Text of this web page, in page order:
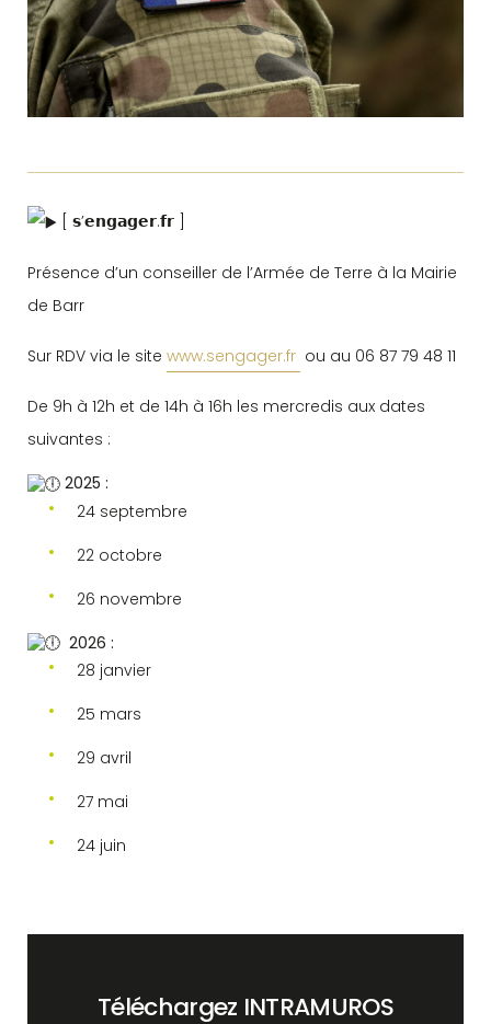
[ 𝘀’𝗲𝗻𝗴𝗮𝗴𝗲𝗿.𝗳𝗿 ]
Présence d’un conseiller de l’Armée de Terre à la Mairie
de Barr
Sur RDV via le site www.sengager.fr ou au 06 87 79 48 11
De 9h à 12h et de 14h à 16h les mercredis aux dates
suivantes :
2025 :
24 septembre
22 octobre
26 novembre
2026 :
28 janvier
25 mars
29 avril
27 mai
24 juin
Téléchargez INTRAMUROS